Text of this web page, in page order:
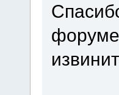
форуме